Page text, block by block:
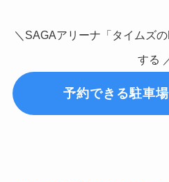
＼SAGAアリーナ「タイムズ
する
予約できる駐車